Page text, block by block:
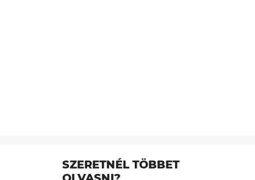
SZERETNÉL TÖBBET